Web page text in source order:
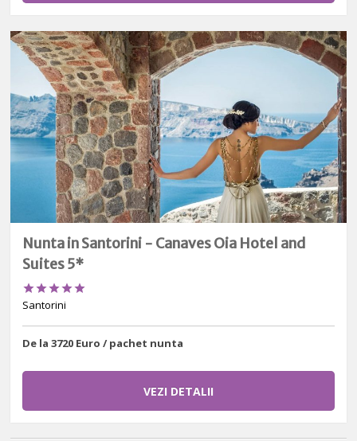
Nunta in Santorini - Canaves Oia Hotel and
Suites 5*

Santorini
De la 3720 Euro / pachet nunta
VEZI DETALII